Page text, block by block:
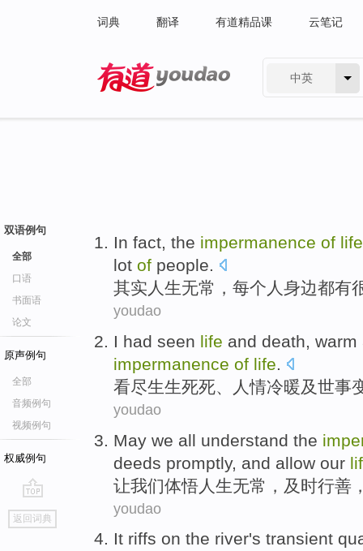
词典 翻译 有道精品课 云笔记
中英
双语例句
全部
口语
书面语
论文
原声例句
全部
音频例句
视频例句
权威例句
go
top
返回词典
In fact, the impermanence of life
lot of people.
其实 人生无常 ， 每个 人身边都有
youdao
I had seen life and death, warm
impermanence of life.
看尽生生死死、人情冷暖及世事
youdao
May we all understand the
deeds promptly, and allow our
让我们体悟人生无常 ， 及时行善
youdao
It riffs on the river's transient